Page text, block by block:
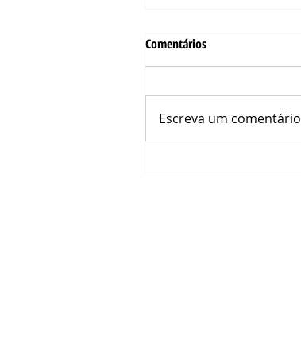
Comentários
Escreva um comentário